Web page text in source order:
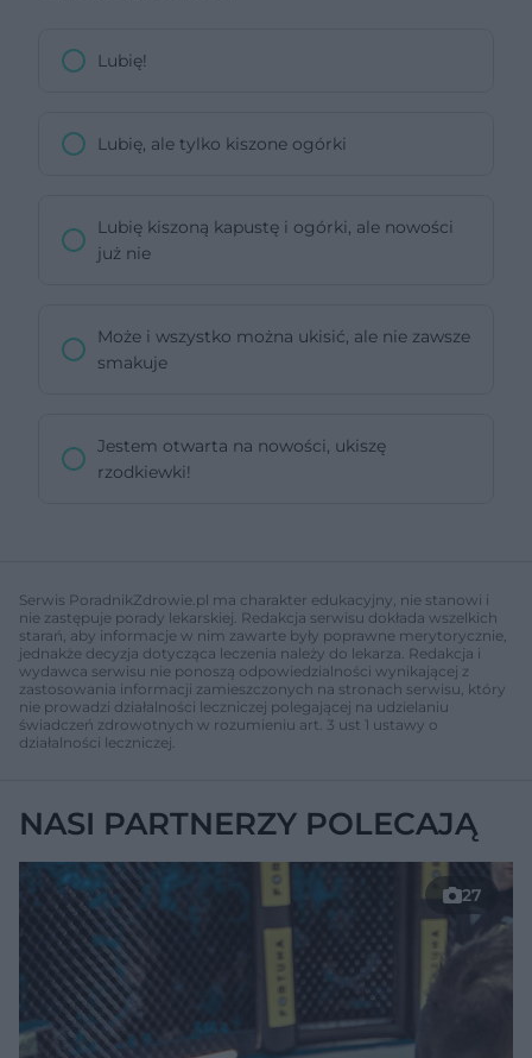
Lubię!
Lubię, ale tylko kiszone ogórki
Lubię kiszoną kapustę i ogórki, ale nowości
już nie
Może i wszystko można ukisić, ale nie zawsze
smakuje
Jestem otwarta na nowości, ukiszę
rzodkiewki!
Serwis PoradnikZdrowie.pl ma charakter edukacyjny, nie stanowi i
nie zastępuje porady lekarskiej. Redakcja serwisu dokłada wszelkich
starań, aby informacje w nim zawarte były poprawne merytorycznie,
jednakże decyzja dotycząca leczenia należy do lekarza. Redakcja i
wydawca serwisu nie ponoszą odpowiedzialności wynikającej z
zastosowania informacji zamieszczonych na stronach serwisu, który
nie prowadzi działalności leczniczej polegającej na udzielaniu
świadczeń zdrowotnych w rozumieniu art. 3 ust 1 ustawy o
działalności leczniczej.
NASI PARTNERZY POLECAJĄ
27